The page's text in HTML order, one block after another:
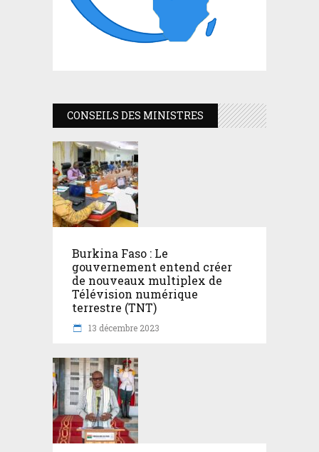
CONSEILS DES MINISTRES
Burkina Faso : Le
gouvernement entend créer
de nouveaux multiplex de
Télévision numérique
terrestre (TNT)
13 décembre 2023